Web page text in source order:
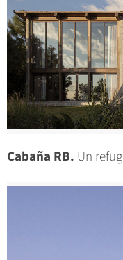
Cabaña RB. Un